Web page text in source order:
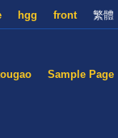
繁體
front
hgg
Sample Page